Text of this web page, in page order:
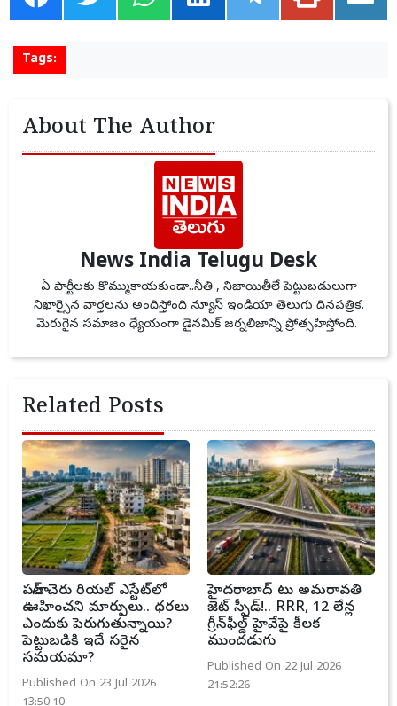
Tags:
About The Author
News India Telugu Desk
ఏ పార్టీలకు కొమ్ముకాయకుండా..నీతి , నిజాయితీలే పెట్టుబడులుగా
నిఖార్సైన వార్తలను అందిస్తోంది న్యూస్ ఇండియా తెలుగు దినపత్రిక.
మెరుగైన సమాజం ధ్యేయంగా డైనమిక్ జర్నలిజాన్ని ప్రోత్సహిస్తోంది.
Related Posts
పటాన్ చెరు రియల్ ఎస్టేట్‌లో
ఊహించని మార్పులు.. ధరలు
ఎందుకు పెరుగుతున్నాయి?
పెట్టుబడికి ఇదే సరైన
సమయమా?
Published On 23 Jul 2026
13:50:10
హైదరాబాద్ టు అమరావతి
జెట్ స్పీడ్!.. RRR, 12 లేన్ల
గ్రీన్‌ఫీల్డ్ హైవేపై కీలక
ముందడుగు
Published On 22 Jul 2026
21:52:26